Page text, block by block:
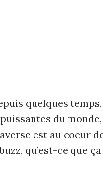
quelques
du
est au coeur
qu’est-ce que